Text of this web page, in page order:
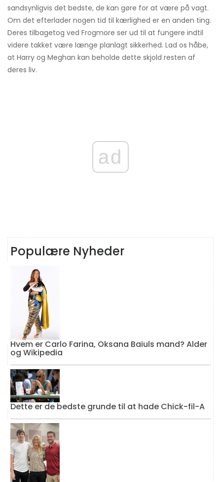
sandsynligvis det bedste, de kan gøre for at være på vagt.
Om det efterlader nogen tid til kærlighed er en anden ting.
Deres tilbagetog ved Frogmore ser ud til at fungere indtil
videre takket være længe planlagt sikkerhed. Lad os håbe,
at Harry og Meghan kan beholde dette skjold resten af ​​
deres liv.
ad
Populære Nyheder
Hvem er Carlo Farina, Oksana Baiuls mand? Alder
og Wikipedia
Dette er de bedste grunde til at hade Chick-fil-A